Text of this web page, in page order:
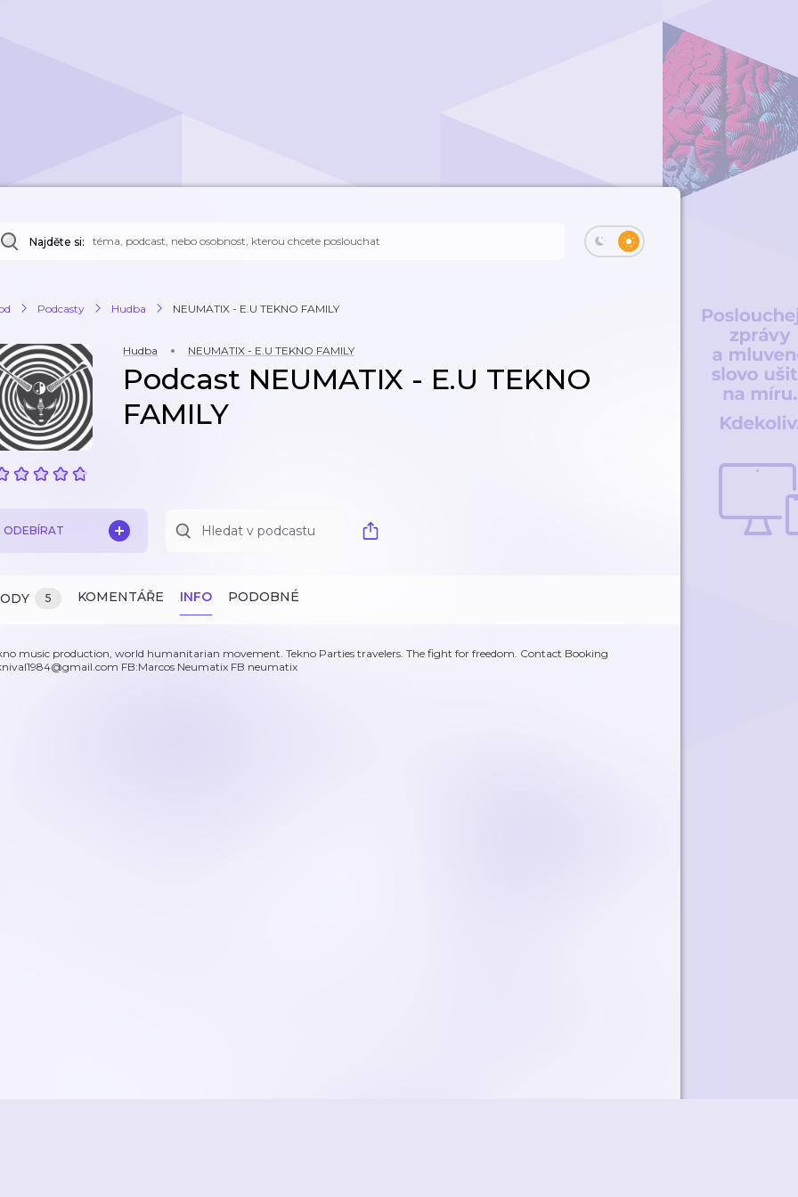
Najděte si:
Podcasty Hudba NEUMATIX - E.U TEKNO FAMILY
Hudba NEUMATIX - E.U TEKNO FAMILY
Podcast NEUMATIX - E.U TEKNO
FAMILY
ODEBÍRAT
5 KOMENTÁŘE INFO PODOBNÉ
music production, world humanitarian movement. Tekno Parties travelers. The fight for freedom. Contact Booking
FB:Marcos Neumatix FB neumatix